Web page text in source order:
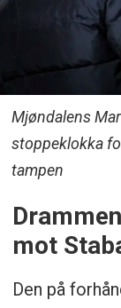
Mjøndalens
stoppeklokka
tampen
mot
Den på